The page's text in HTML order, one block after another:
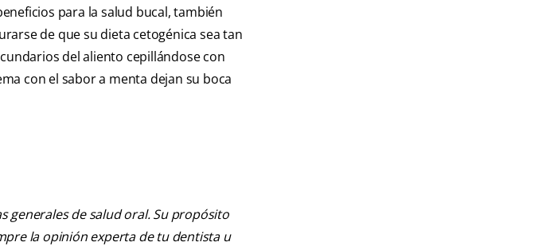
para la salud bucal, también
de que su dieta cetogénica sea tan
del aliento cepillándose con
con el sabor a menta dejan su boca
generales de salud oral. Su propósito
la opinión experta de tu dentista u